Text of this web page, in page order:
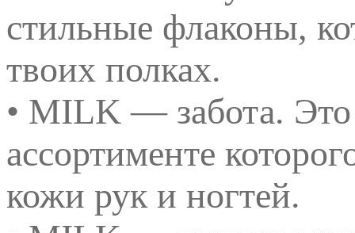
стильные флаконы,
твоих полках.
• MILK — забота. Это
ассортименте
кожи рук и ногтей.